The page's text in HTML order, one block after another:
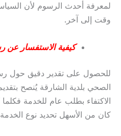
لمعرفة أحدث الرسوم لأن
وقت إلى آخر.
كيفية الاستفسار
للحصول على تقدير دقيق حول
الصحي بلدية الشارقة يُنصح
الاكتفاء بطلب عام للخدمة
كان من الأسهل تحديد نوع الخدمة